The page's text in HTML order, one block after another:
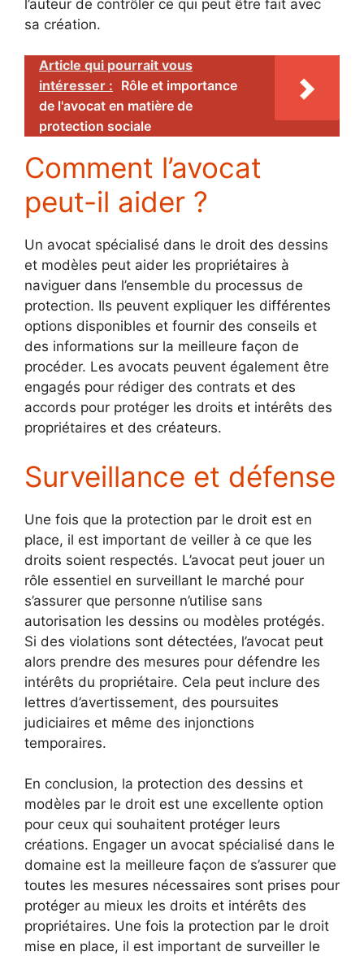
l’auteur de contrôler ce qui peut être fait avec
sa création.
Article qui pourrait vous
intéresser : Rôle et importance
de l'avocat en matière de
protection sociale
Comment l’avocat
peut-il aider ?
Un avocat spécialisé dans le droit des dessins
et modèles peut aider les propriétaires à
naviguer dans l’ensemble du processus de
protection. Ils peuvent expliquer les différentes
options disponibles et fournir des conseils et
des informations sur la meilleure façon de
procéder. Les avocats peuvent également être
engagés pour rédiger des contrats et des
accords pour protéger les droits et intérêts des
propriétaires et des créateurs.
Surveillance et défense
Une fois que la protection par le droit est en
place, il est important de veiller à ce que les
droits soient respectés. L’avocat peut jouer un
rôle essentiel en surveillant le marché pour
s’assurer que personne n’utilise sans
autorisation les dessins ou modèles protégés.
Si des violations sont détectées, l’avocat peut
alors prendre des mesures pour défendre les
intérêts du propriétaire. Cela peut inclure des
lettres d’avertissement, des poursuites
judiciaires et même des injonctions
temporaires.
En conclusion, la protection des dessins et
modèles par le droit est une excellente option
pour ceux qui souhaitent protéger leurs
créations. Engager un avocat spécialisé dans le
domaine est la meilleure façon de s’assurer que
toutes les mesures nécessaires sont prises pour
protéger au mieux les droits et intérêts des
propriétaires. Une fois la protection par le droit
mise en place, il est important de surveiller le